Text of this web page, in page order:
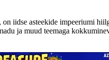
iidse asteekide impeeriumi
ja muud teemaga